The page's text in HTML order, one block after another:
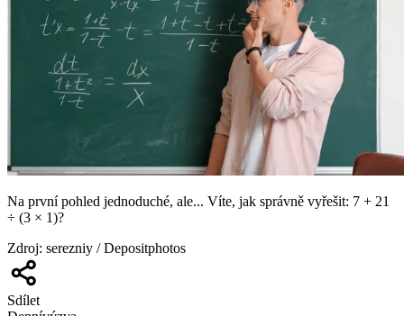
Na první pohled jednoduché, ale... Víte, jak správně vyřešit: 7 + 21
÷ (3 × 1)?
Zdroj: serezniy / Depositphotos
Sdílet